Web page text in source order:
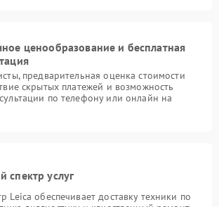
ценообразование и бесплатная
предварительная оценка стоимости
скрытых платежей и возможность
по телефону или онлайн на
спектр услуг
Leica обеспечивает доставку техники по